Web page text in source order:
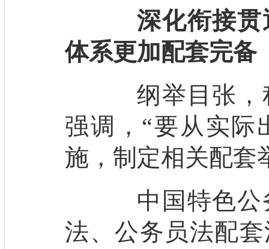
深化衔接
体系更加配套完备
纲举目张，
强调，“要从实际
施，制定相关配套
中国特色公
法、公务员法配